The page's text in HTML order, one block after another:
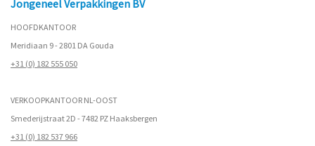
Jongeneel Verpakkingen BV
HOOFDKANTOOR
Meridiaan 9 - 2801 DA Gouda
+31 (0) 182 555 050
VERKOOPKANTOOR NL-OOST
Smederijstraat 2D - 7482 PZ Haaksbergen
+31 (0) 182 537 966